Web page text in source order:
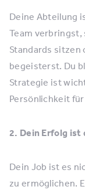
Deine Abteilung
Team
Standards sitzen
begeisterst. Du
Strategie ist
Persönlichkeit
2. Dein Erfolg ist
Dein Job ist es
zu ermöglichen.